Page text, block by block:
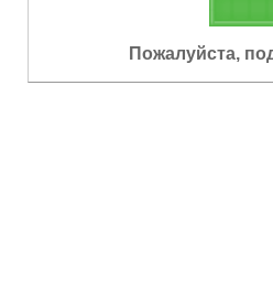
Пожалуйста,